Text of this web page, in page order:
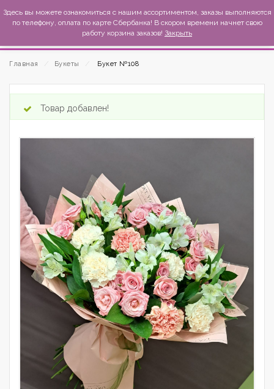
MexиKo
Главная Букеты Букет №108
Товар добавлен!
Здесь вы можете ознакомиться с нашим ассортиментом, заказы выполняются
по телефону, оплата по карте Сбербанка! В скором времени начнет свою
работу корзина заказов! Закрыть